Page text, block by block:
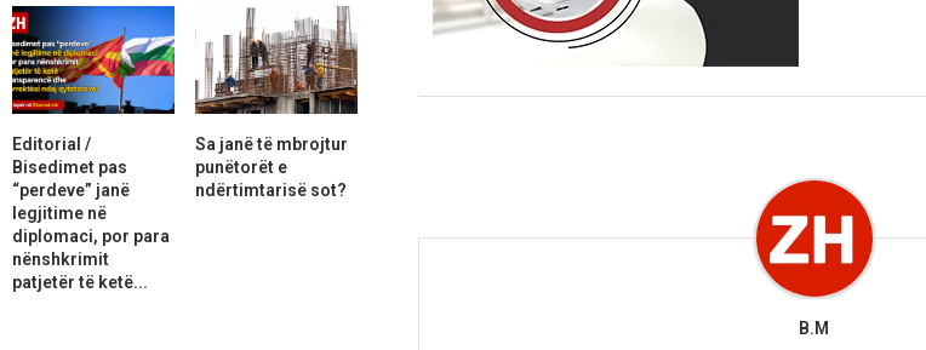
B.M
Editorial /
Bisedimet pas
“perdeve” janë
legjitime në
diplomaci, por para
nënshkrimit
patjetër të ketë...
Sa janë të mbrojtur
punëtorët e
ndërtimtarisë sot?